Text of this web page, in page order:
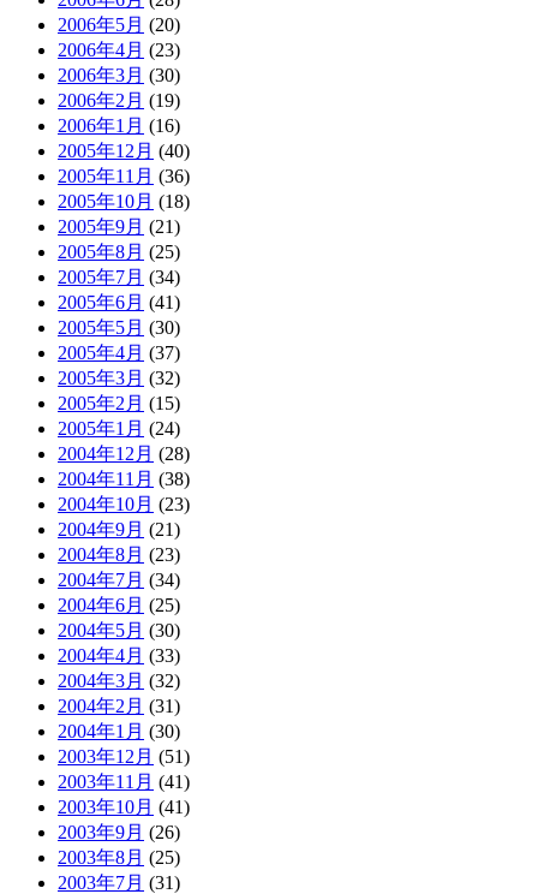
2006年5月 (20)
2006年4月 (23)
2006年3月 (30)
2006年2月 (19)
2006年1月 (16)
2005年12月 (40)
2005年11月 (36)
2005年10月 (18)
2005年9月 (21)
2005年8月 (25)
2005年7月 (34)
2005年6月 (41)
2005年5月 (30)
2005年4月 (37)
2005年3月 (32)
2005年2月 (15)
2005年1月 (24)
2004年12月 (28)
2004年11月 (38)
2004年10月 (23)
2004年9月 (21)
2004年8月 (23)
2004年7月 (34)
2004年6月 (25)
2004年5月 (30)
2004年4月 (33)
2004年3月 (32)
2004年2月 (31)
2004年1月 (30)
2003年12月 (51)
2003年11月 (41)
2003年10月 (41)
2003年9月 (26)
2003年8月 (25)
2003年7月 (31)